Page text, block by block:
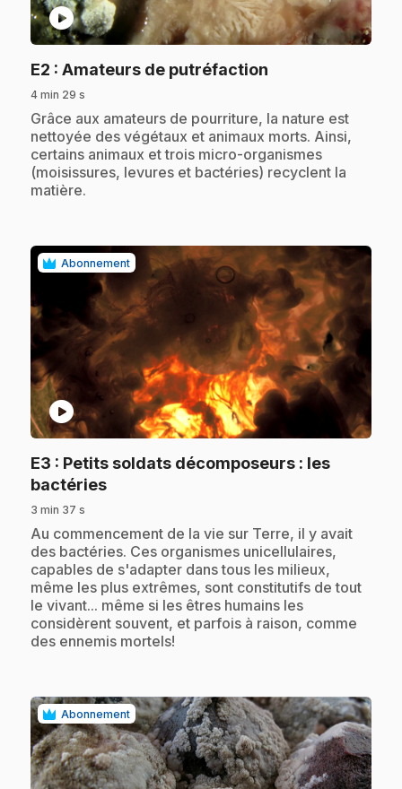
play_circle
E2 : Amateurs de putréfaction
4 min 29 s
.Grâce aux amateurs de pourriture, la nature est
nettoyée des végétaux et animaux morts. Ainsi,
certains animaux et trois micro-organismes
(moisissures, levures et bactéries) recyclent la
matière.
Abonnement
play_circle
E3 : Petits soldats décomposeurs : les
bactéries.
3 min 37 s
.Au commencement de la vie sur Terre, il y avait
des bactéries. Ces organismes unicellulaires,
capables de s'adapter dans tous les milieux,
même les plus extrêmes, sont constitutifs de tout
le vivant... même si les êtres humains les
considèrent souvent, et parfois à raison, comme
des ennemis mortels!
Abonnement